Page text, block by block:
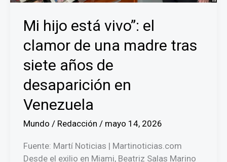
Mi hijo está vivo”: el
clamor de una madre tras
siete años de
desaparición en
Venezuela
Mundo / Redacción / mayo 14, 2026
Fuente: Martí Noticias | Martinoticias.com
Desde el exilio en Miami, Beatriz Salas Marino